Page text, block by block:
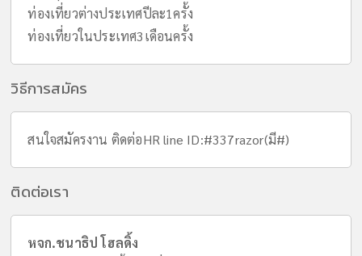
ท่องเที่ยวต่างประเทศปีละ1ครั้ง
ท่องเที่ยวในประเทศ3เดือนครั้ง
วิธีการสมัคร
สนใจสมัครงาน ติดต่อHR line ID:#337razor(มี#)
ติดต่อเรา
หจก.ชนาธิป โฮลดิ้ง